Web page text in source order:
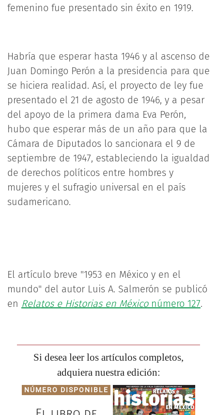
femenino fue presentado sin éxito en 1919.
Habría que esperar hasta 1946 y al ascenso de
Juan Domingo Perón a la presidencia para que
se hiciera realidad. Así, el proyecto de ley fue
presentado el 21 de agosto de 1946, y a pesar
del apoyo de la primera dama Eva Perón,
hubo que esperar más de un año para que la
Cámara de Diputados lo sancionara el 9 de
septiembre de 1947, estableciendo la igualdad
de derechos políticos entre hombres y
mujeres y el sufragio universal en el país
sudamericano.
El artículo breve "1953 en México y en el
mundo" del autor Luis A. Salmerón se publicó
en Relatos e Historias en Méxiconúmero 127.
Si desea leer los artículos completos,
adquiera nuestra edición:
NÚMERO DISPONIBLE